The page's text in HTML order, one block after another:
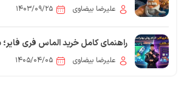
علیرضا بیضاوی ۱۴۰۳/۰۹/۲۵
راهنمای کامل خرید الماس فری فایر؛
اطلاعات اکانت؟
علیرضا بیضاوی ۱۴۰۵/۰۴/۰۵